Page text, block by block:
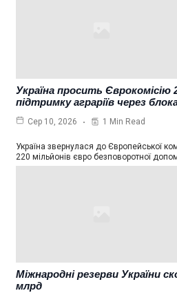
Україна просить Єврокомісію
підтримку аграріїв через
Сер 10, 2026 1 Min Read
Україна звернулася до Європейської
220 мільйонів євро безповоротної
Міжнародні резерви України
млрд